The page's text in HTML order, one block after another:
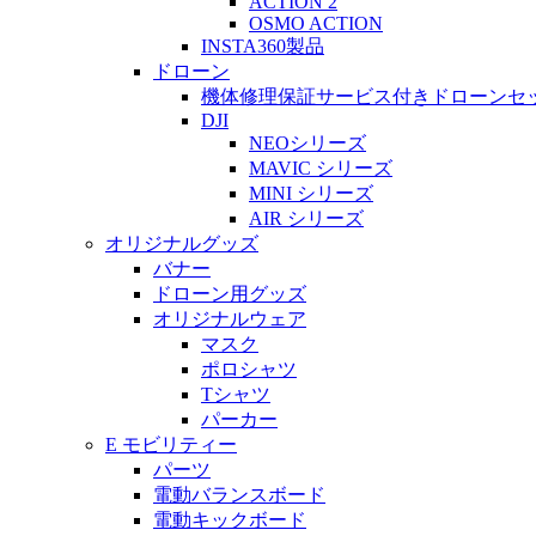
OSMO ACTION
INSTA360製品
ドローン
機体修理保証サービス付きドローンセ
DJI
NEOシリーズ
MAVIC シリーズ
MINI シリーズ
AIR シリーズ
オリジナルグッズ
バナー
ドローン用グッズ
オリジナルウェア
マスク
ポロシャツ
Tシャツ
パーカー
E モビリティー
パーツ
電動バランスボード
電動キックボード